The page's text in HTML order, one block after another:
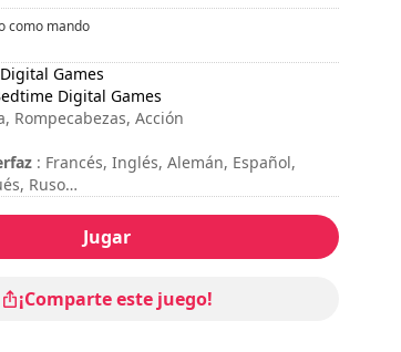
como mando
Games
Digital Games
Rompecabezas, Acción
: Francés, Inglés, Alemán, Español,
Ruso
Jugar
¡Comparte este juego!